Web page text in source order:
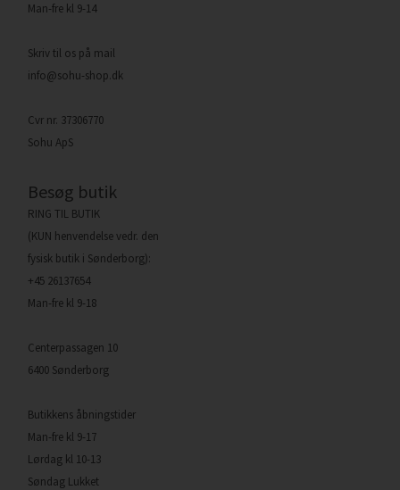
Man-fre kl 9-14
Skriv til os på mail
info@sohu-shop.dk
Cvr nr. 37306770
Sohu ApS
Besøg butik
RING TIL BUTIK
(KUN henvendelse vedr. den
fysisk butik i Sønderborg):
+45 26137654
Man-fre kl 9-18
Centerpassagen 10
6400 Sønderborg
Butikkens åbningstider
Man-fre kl 9-17
Lørdag kl 10-13
Søndag Lukket